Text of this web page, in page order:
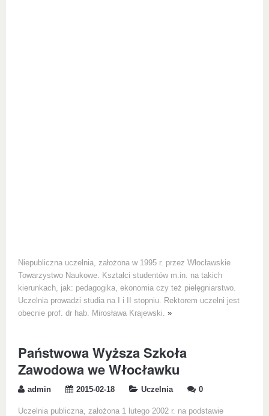
Niepubliczna uczelnia, założona w 1995 r. przez Włocławskie
Towarzystwo Naukowe. Kształci studentów m.in. na takich
kierunkach, jak: pedagogika, ekonomia czy też pielęgniarstwo.
Uczelnia prowadzi studia na I i II stopniu. Rektorem uczelni jest
obecnie prof. dr hab. Mirosława Krajewski. »
Państwowa Wyższa Szkoła
Zawodowa we Włocławku
admin 2015-02-18 Uczelnia 0
Uczelnia publiczna, założona 1 lutego 2002 r. na podstawie